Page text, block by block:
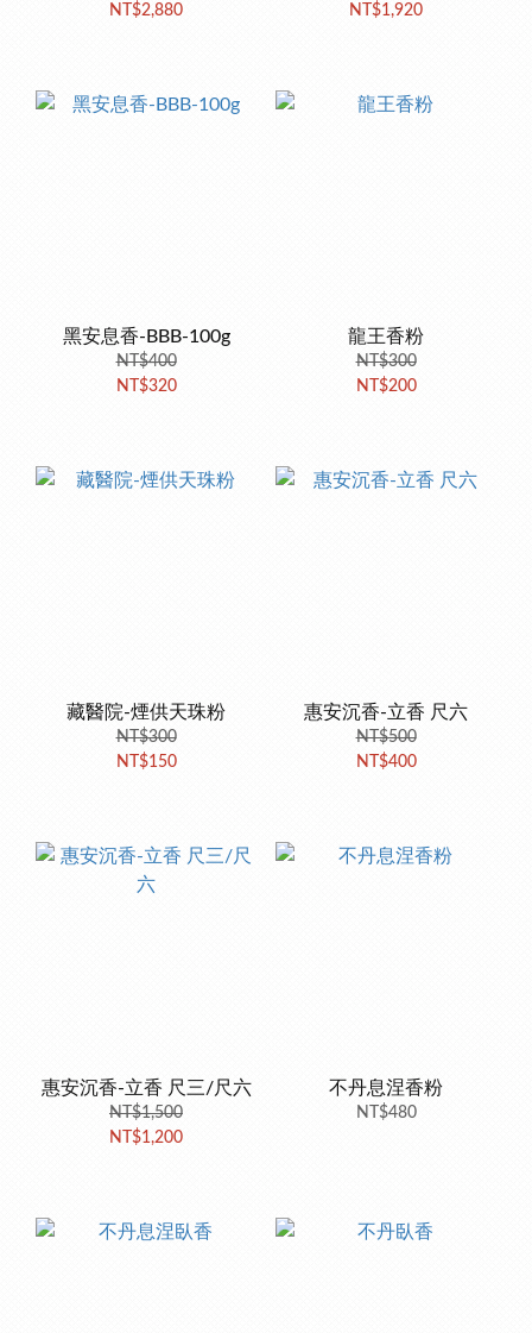
NT$2,880
NT$1,920
黑安息香-BBB-100g
NT$400
NT$320
龍王香粉
NT$300
NT$200
藏醫院-煙供天珠粉
NT$300
NT$150
惠安沉香-立香 尺六
NT$500
NT$400
惠安沉香-立香 尺三/尺六
NT$1,500
NT$1,200
不丹息涅香粉
NT$480